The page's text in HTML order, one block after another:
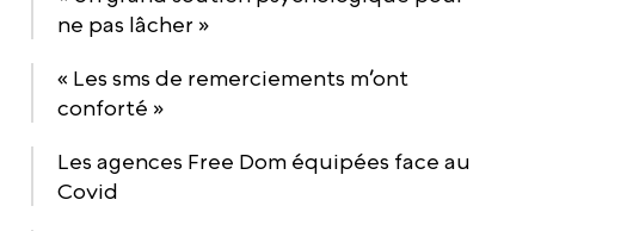
ne pas lâcher »
« Les sms de remerciements m’ont
conforté »
Les agences Free Dom équipées face au
Covid